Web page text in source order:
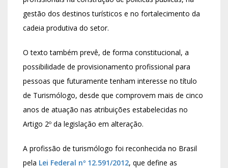
gestão dos destinos turísticos e no fortalecimento da
cadeia produtiva do setor.
O texto também prevê, de forma constitucional, a
possibilidade de provisionamento profissional para
pessoas que futuramente tenham interesse no título
de Turismólogo, desde que comprovem mais de cinco
anos de atuação nas atribuições estabelecidas no
Artigo 2º da legislação em alteração.
A profissão de turismólogo foi reconhecida no Brasil
pela Lei Federal nº 12.591/2012, que define as